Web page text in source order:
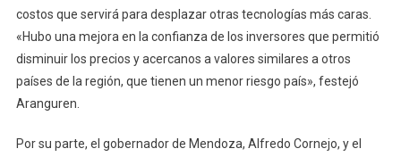
costos que servirá para desplazar otras tecnologías más caras.
«Hubo una mejora en la confianza de los inversores que permitió
disminuir los precios y acercanos a valores similares a otros
países de la región, que tienen un menor riesgo país», festejó
Aranguren.
Por su parte, el gobernador de Mendoza, Alfredo Cornejo, y el